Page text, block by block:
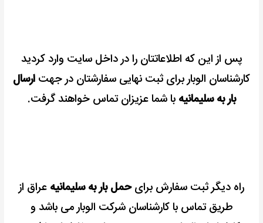
پس از این که اطلاعاتتان را در داخل سایت وارد کردید
کارشناسان الوبار برای ثبت نهایی سفارشتان در جهت ارسال
بار به سلیمانیه با شما عزیزان تماس خواهند گرفت.
راه دیگر ثبت سفارش برایحمل بار به سلیمانیه عراق از
طریق تماس با کارشناسان شرکت الوبار می باشد و